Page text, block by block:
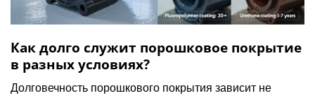
Как долго служит порошковое покрытие
в разных условиях?
Долговечность порошкового покрытия зависит не